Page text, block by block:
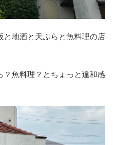
と地酒と天ぷらと魚料理の店
？魚料理？とちょっと違和感